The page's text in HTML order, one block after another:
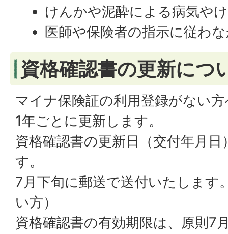
けんかや泥酔による病気や
医師や保険者の指示に従わ
資格確認書の更新につ
マイナ保険証の利用登録がない
1年ごとに更新します。
資格確認書の更新日（交付年月
す。
7月下旬に郵送で送付いたします
い方）
資格確認書の有効期限は、原則7